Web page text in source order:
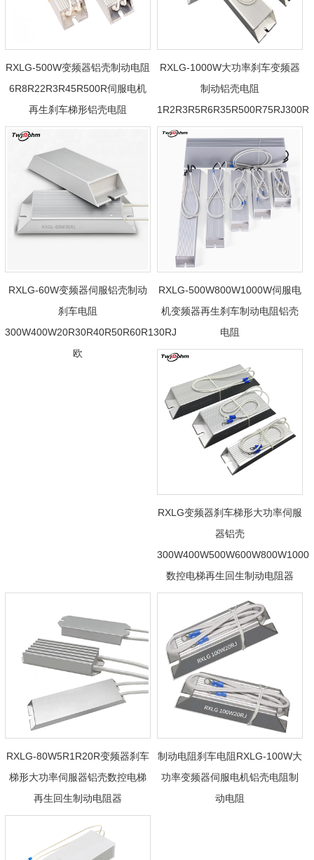
RXLG-500W变频器铝壳制动电阻
6R8R22R3R45R500R伺服电机
再生刹车梯形铝壳电阻
RXLG-1000W大功率刹车变频器
制动铝壳电阻
1R2R3R5R6R35R500R75RJ300R
RXLG-60W变频器伺服铝壳制动
刹车电阻
300W400W20R30R40R50R60R130RJ
欧
RXLG-500W800W1000W伺服电
机变频器再生刹车制动电阻铝壳
电阻
RXLG变频器刹车梯形大功率伺服
器铝壳
数控电梯再生回生制动电阻器
RXLG-80W5R1R20R变频器刹车
梯形大功率伺服器铝壳数控电梯
再生回生制动电阻器
制动电阻刹车电阻RXLG-100W大
功率变频器伺服电机铝壳电阻制
动电阻